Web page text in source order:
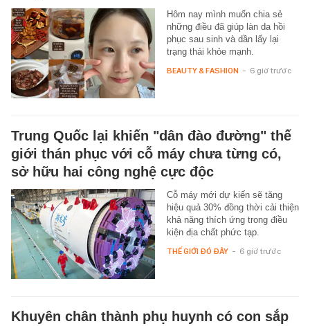
Hôm nay mình muốn chia sẻ
những điều đã giúp làn da hồi
phục sau sinh và dần lấy lại
trạng thái khỏe mạnh.
BEAUTY & FASHION - 6 giờ trước
Trung Quốc lại khiến "dân đào đường" thế
giới thán phục với cỗ máy chưa từng có,
sở hữu hai công nghệ cực độc
Cỗ máy mới dự kiến sẽ tăng
hiệu quả 30% đồng thời cải thiện
khả năng thích ứng trong điều
kiện địa chất phức tạp.
THẾ GIỚI ĐÓ ĐÂY - 6 giờ trước
Khuyên chân thành phụ huynh có con sắp